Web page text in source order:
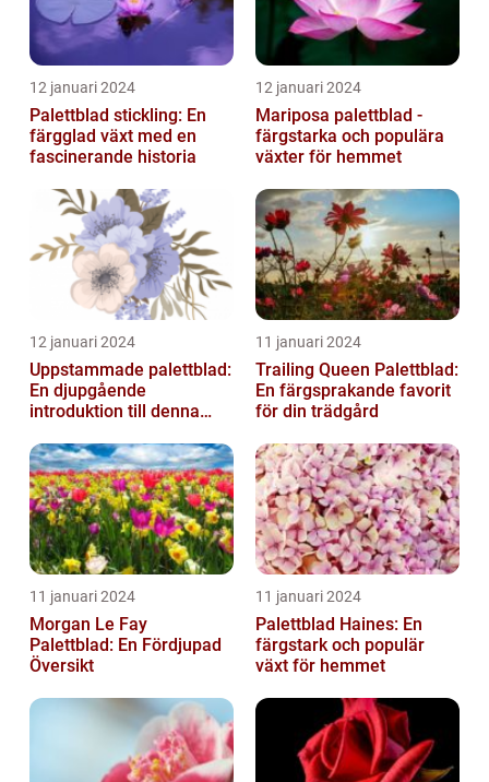
12 januari 2024
Palettblad stickling: En
färgglad växt med en
fascinerande historia
12 januari 2024
Mariposa palettblad -
färgstarka och populära
växter för hemmet
12 januari 2024
Uppstammade palettblad:
En djupgående
introduktion till denna
11 januari 2024
Trailing Queen Palettblad:
En färgsprakande favorit
för din trädgård
11 januari 2024
Morgan Le Fay
Palettblad: En Fördjupad
Översikt
11 januari 2024
Palettblad Haines: En
färgstark och populär
växt för hemmet